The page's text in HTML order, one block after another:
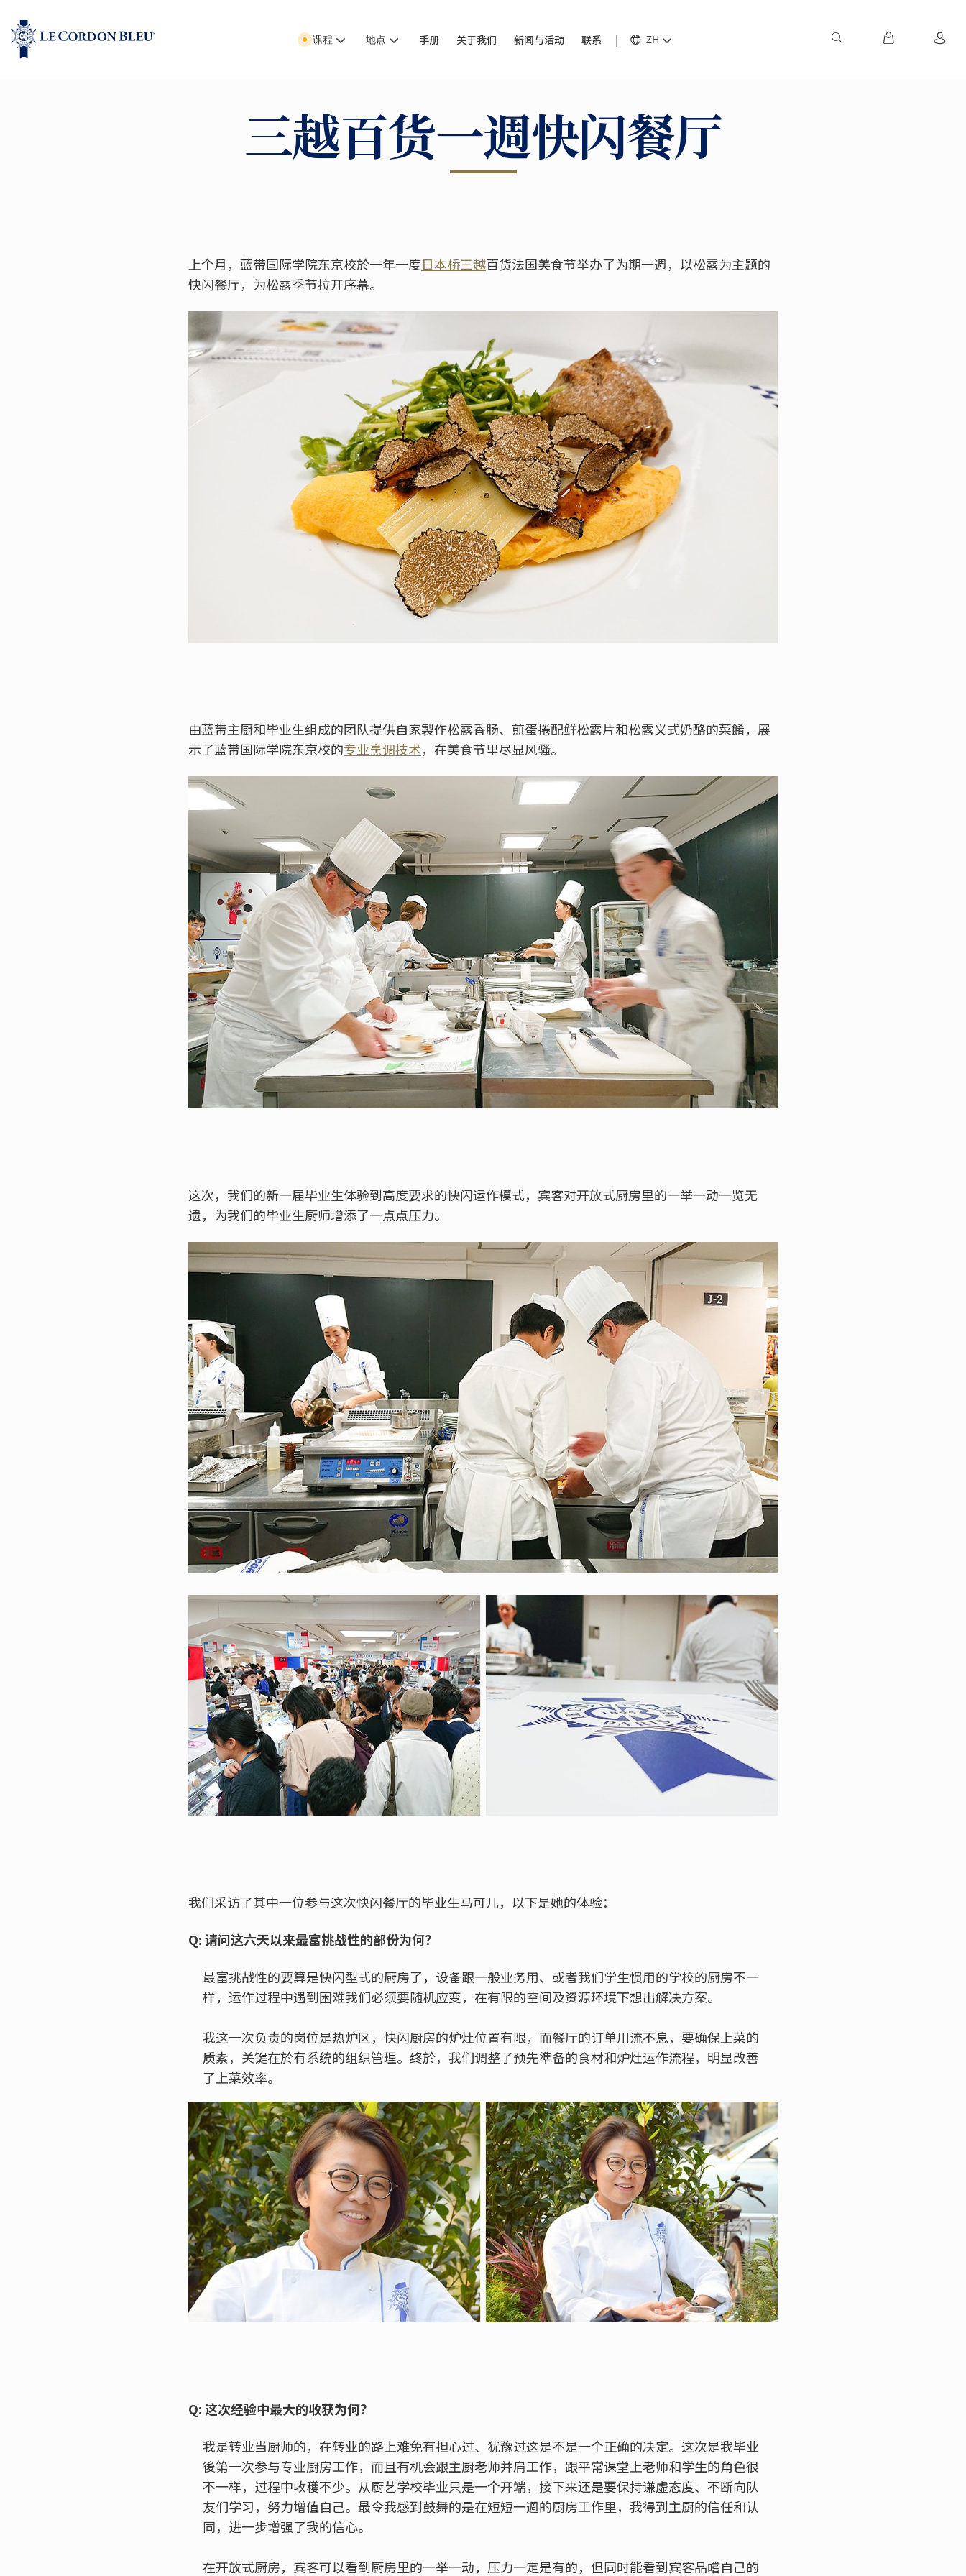
课程 地点 手册 关于我们 新闻与活动 联系 ZH
三越百货一週快闪餐厅
上个月，蓝带国际学院东京校於一年一度日本桥三越百货法国美食节举办了为期一週，以松露为主题的
快闪餐厅，为松露季节拉开序幕。
由蓝带主厨和毕业生组成的团队提供自家製作松露香肠、煎蛋捲配鲜松露片和松露义式奶酪的菜餚，展
示了蓝带国际学院东京校的专业烹调技术，在美食节里尽显风骚。
这次，我们的新一届毕业生体验到高度要求的快闪运作模式，宾客对开放式厨房里的一举一动一览无
遗，为我们的毕业生厨师增添了一点点压力。
我们采访了其中一位参与这次快闪餐厅的毕业生马可儿，以下是她的体验：
Q: 请问这六天以来最富挑战性的部份为何？
最富挑战性的要算是快闪型式的厨房了，设备跟一般业务用、或者我们学生惯用的学校的厨房不一
样，运作过程中遇到困难我们必须要随机应变，在有限的空间及资源环境下想出解决方案。
我这一次负责的岗位是热炉区，快闪厨房的炉灶位置有限，而餐厅的订单川流不息，要确保上菜的
质素，关键在於有系统的组织管理。终於，我们调整了预先準备的食材和炉灶运作流程，明显改善
了上菜效率。
Q: 这次经验中最大的收获为何？
我是转业当厨师的，在转业的路上难免有担心过、犹豫过这是不是一个正确的决定。这次是我毕业
後第一次参与专业厨房工作，而且有机会跟主厨老师并肩工作，跟平常课堂上老师和学生的角色很
不一样，过程中收穫不少。从厨艺学校毕业只是一个开端，接下来还是要保持谦虚态度、不断向队
友们学习，努力增值自己。最令我感到鼓舞的是在短短一週的厨房工作里，我得到主厨的信任和认
同，进一步增强了我的信心。
在开放式厨房，宾客可以看到厨房里的一举一动，压力一定是有的，但同时能看到宾客品嚐自己的